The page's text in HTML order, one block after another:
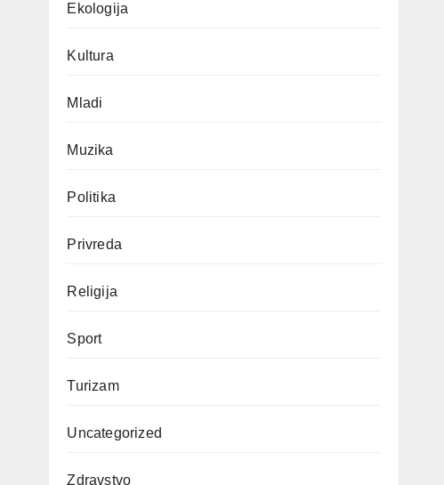
Ekologija
Kultura
Mladi
Muzika
Politika
Privreda
Religija
Sport
Turizam
Uncategorized
Zdravstvo